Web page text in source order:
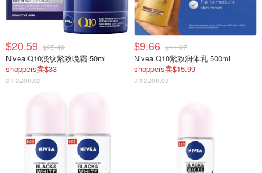
$20.59 $25.49
Nivea Q10淡纹紧致晚霜 50ml
shoppers卖$33
amazon.ca
$9.66 $11.97
Nivea Q10紧致润体乳 500ml
shoppers卖$15.99
amazon.ca